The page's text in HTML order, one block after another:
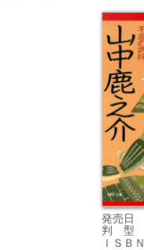
発売日
判 型
ＩＳＢＮ